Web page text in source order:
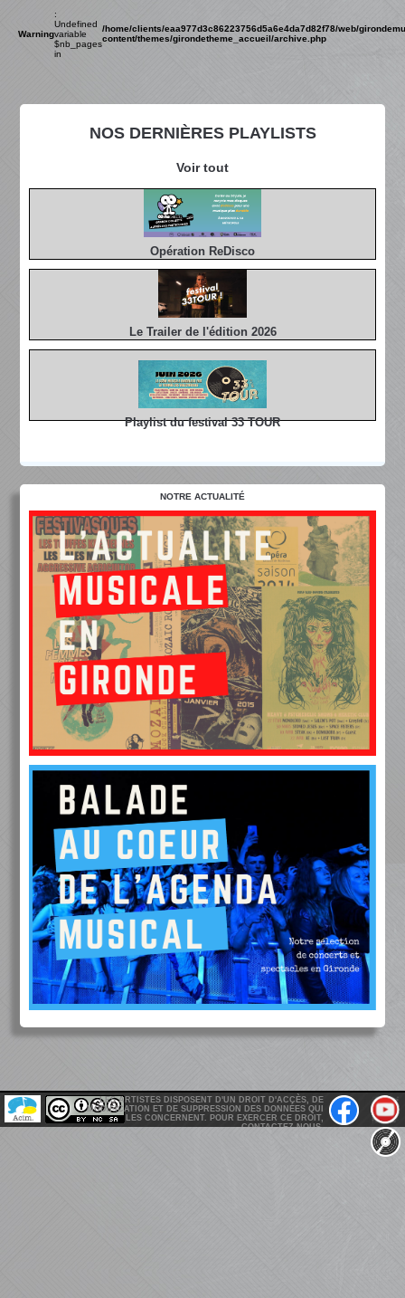
NOS DERNIÈRES PLAYLISTS
Voir tout
Opération ReDisco
Le Trailer de l'édition 2026
Playlist du festival 33 TOUR
Warning
:
Undefined
variable
$nb_pages
in
/home/clients/eaa977d3c86223756d5a6e4da7d82f78/web/
content/themes/girondetheme_accueil/archive.php
NOTRE ACTUALITÉ
LES ARTISTES DISPOSENT D'UN DROIT D'ACCÈS, DE
MODIFICATION ET DE SUPPRESSION DES DONNÉES QUI
LES CONCERNENT. POUR EXERCER CE DROIT,
CONTACTEZ-NOUS.